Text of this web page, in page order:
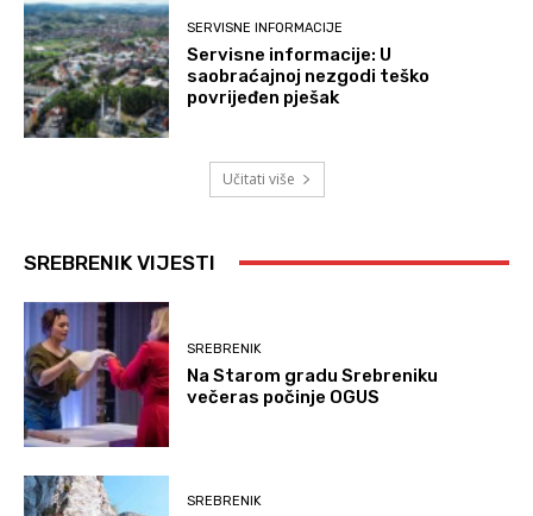
SERVISNE INFORMACIJE
Servisne informacije: U
saobraćajnoj nezgodi teško
povrijeđen pješak
Učitati više
SREBRENIK VIJESTI
SREBRENIK
Na Starom gradu Srebreniku
večeras počinje OGUS
SREBRENIK